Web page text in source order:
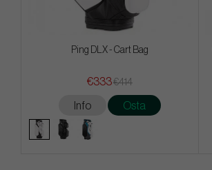
Ping DLX - Cart Bag
€333€414
Info Osta